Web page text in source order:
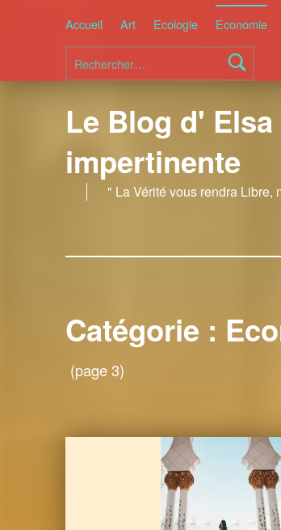
Rechercher :
Accueil Art Ecologie Economie
Le Blog d'
impertinente
" La Vérité vous rendra Libre,
Catégorie :
(page 3)